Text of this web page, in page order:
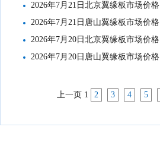
2026年7月21日北京翼缘板市场价格
2026年7月21日唐山翼缘板市场价格
2026年7月20日北京翼缘板市场价格
2026年7月20日唐山翼缘板市场价格
上一页 1 2 3 4 5